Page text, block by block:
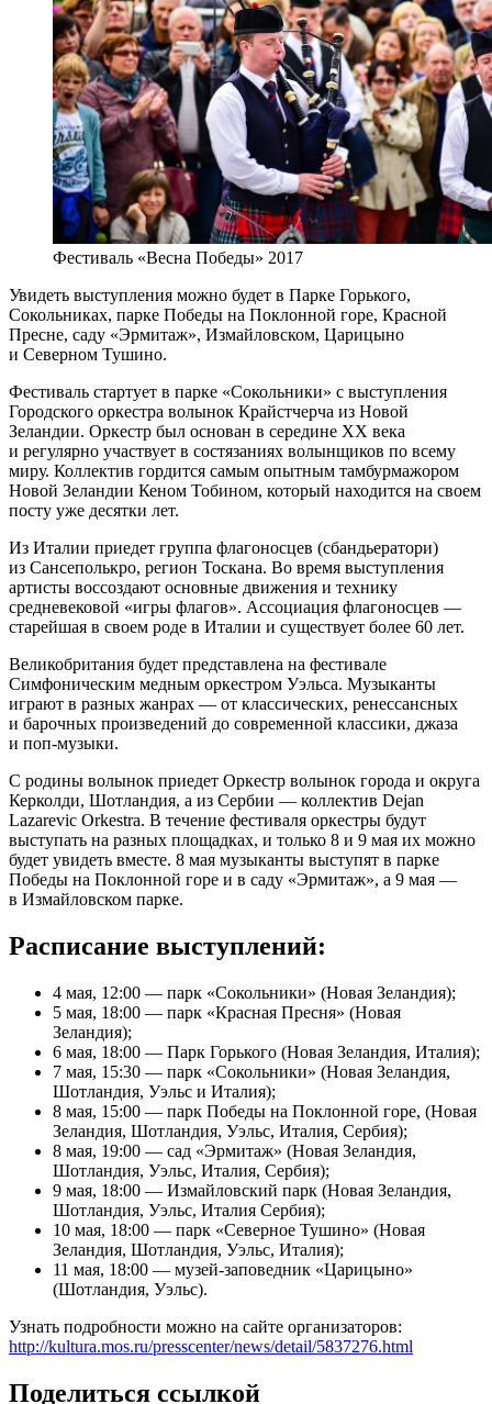
Фестиваль «Весна Победы» 2017
Увидеть выступления можно будет в Парке Горького,
Сокольниках, парке Победы на Поклонной горе, Красной
Пресне, саду «Эрмитаж», Измайловском, Царицыно
и Северном Тушино.
Фестиваль стартует в парке «Сокольники» с выступления
Городского оркестра волынок Крайстчерча из Новой
Зеландии. Оркестр был основан в середине XX века
и регулярно участвует в состязаниях волынщиков по всему
миру. Коллектив гордится самым опытным тамбурмажором
Новой Зеландии Кеном Тобином, который находится на своем
посту уже десятки лет.
Из Италии приедет группа флагоносцев (сбандьератори)
из Сансеполькро, регион Тоскана. Во время выступления
артисты воссоздают основные движения и технику
средневековой «игры флагов». Ассоциация флагоносцев —
старейшая в своем роде в Италии и существует более 60 лет.
Великобритания будет представлена на фестивале
Симфоническим медным оркестром Уэльса. Музыканты
играют в разных жанрах — от классических, ренессансных
и барочных произведений до современной классики, джаза
и поп-музыки.
С родины волынок приедет Оркестр волынок города и округа
Керколди, Шотландия, а из Сербии — коллектив Dejan
Lazarevic Orkestra. В течение фестиваля оркестры будут
выступать на разных площадках, и только 8 и 9 мая их можно
будет увидеть вместе. 8 мая музыканты выступят в парке
Победы на Поклонной горе и в саду «Эрмитаж», а 9 мая —
в Измайловском парке.
Расписание выступлений:
4 мая, 12:00 — парк «Сокольники» (Новая Зеландия);
5 мая, 18:00 — парк «Красная Пресня» (Новая
Зеландия);
6 мая, 18:00 — Парк Горького (Новая Зеландия, Италия);
7 мая, 15:30 — парк «Сокольники» (Новая Зеландия,
Шотландия, Уэльс и Италия);
8 мая, 15:00 — парк Победы на Поклонной горе, (Новая
Зеландия, Шотландия, Уэльс, Италия, Сербия);
8 мая, 19:00 — сад «Эрмитаж» (Новая Зеландия,
Шотландия, Уэльс, Италия, Сербия);
9 мая, 18:00 — Измайловский парк (Новая Зеландия,
Шотландия, Уэльс, Италия Сербия);
10 мая, 18:00 — парк «Северное Тушино» (Новая
Зеландия, Шотландия, Уэльс, Италия);
11 мая, 18:00 — музей-заповедник «Царицыно»
(Шотландия, Уэльс).
Узнать подробности можно на сайте организаторов:
http://kultura.mos.ru/presscenter/news/detail/5837276.html
Поделиться ссылкой